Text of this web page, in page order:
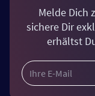
Melde Dich
sichere Dir
erhältst